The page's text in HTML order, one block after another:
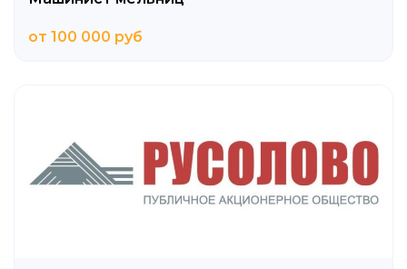
от 100 000 руб